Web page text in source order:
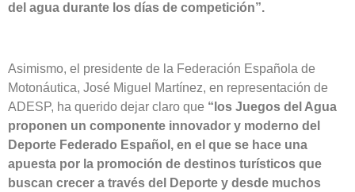
del agua durante los días de competición”.
Asimismo, el presidente de la Federación Española de
Motonáutica, José Miguel Martínez, en representación de
ADESP, ha querido dejar claro que “los Juegos del Agua
proponen un componente innovador y moderno del
Deporte Federado Español, en el que se hace una
apuesta por la promoción de destinos turísticos que
buscan crecer a través del Deporte y desde muchos